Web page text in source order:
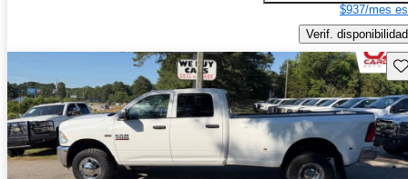
$937/mes
Verif. disponibilidad